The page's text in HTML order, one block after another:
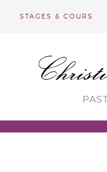
STAGES & COURS